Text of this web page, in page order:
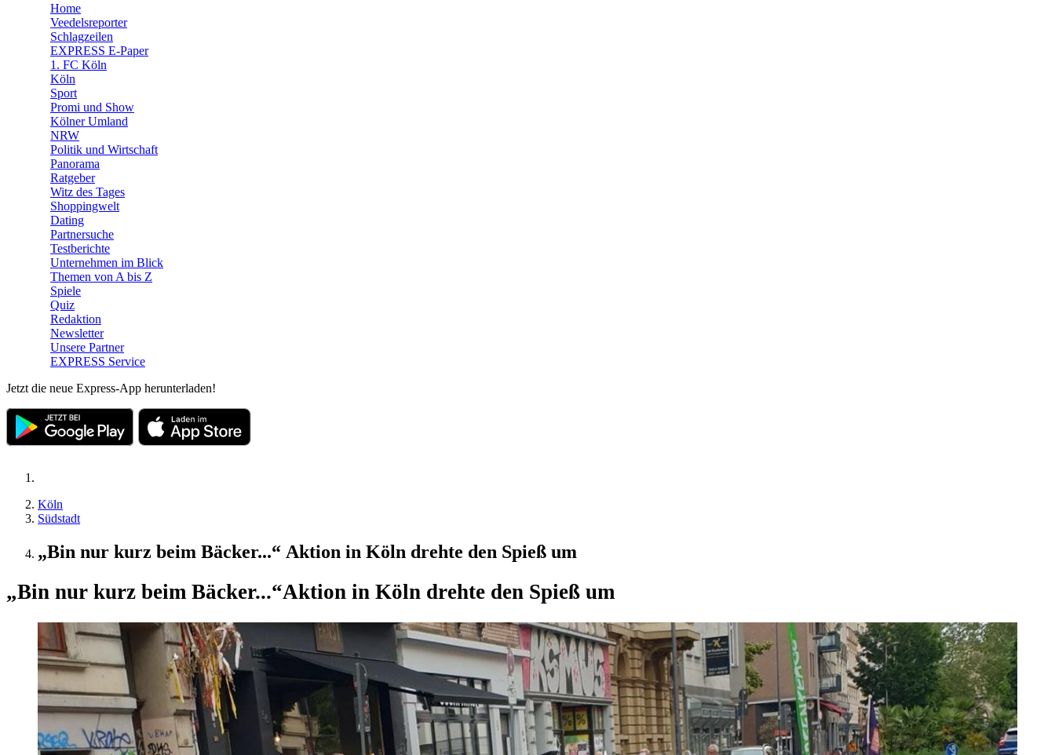
🛒 Shoppingwelt
🧩 Spiele
Home
Veedelsreporter
Schlagzeilen
EXPRESS E-Paper
1. FC Köln
Köln
Sport
Promi und Show
Kölner Umland
NRW
Politik und Wirtschaft
Panorama
Ratgeber
Witz des Tages
Shoppingwelt
Dating
Partnersuche
Testberichte
Unternehmen im Blick
Themen von A bis Z
Spiele
Quiz
Redaktion
Newsletter
Unsere Partner
EXPRESS Service
Jetzt die neue Express-App herunterladen!
Köln
Südstadt
„Bin nur kurz beim Bäcker...“ Aktion in Köln drehte den Spieß um
„Bin nur kurz beim Bäcker...“Aktion in Köln drehte den Spieß um